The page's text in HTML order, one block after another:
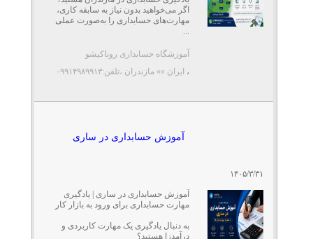
اگر می‌خواهید بدون نیاز به سابقه کاری،
مهارت‌های حسابداری را به‌صورت عملی
...
آموزشگاه حسابداری روناکیشو
، ایران »» مازندران ،تلفن:۰۹۹۱۴۹۸۹۹۱۳
۱۴۰۵/۳/۳۱
آموزش حسابداری در ساری
آموزش حسابداری در ساری | یادگیری
مهارت حسابداری برای ورود به بازار کار
به دنبال یادگیری یک مهارت کاربردی و
درآمدزا هستید؟